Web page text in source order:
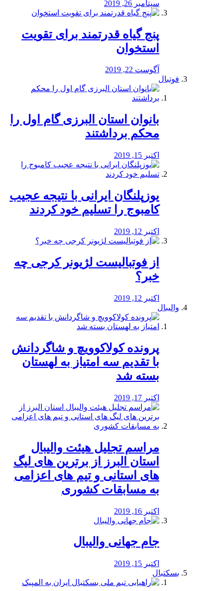
سپتامبر 26, 2019
پنج گیاه قدرتمند برای تقویت
استخوان
آگوست 22, 2019
فوتبال
بانوان استان البرزی گام اول را
محكم برداشتند
اکتبر 15, 2019
یوزپلنگان ایرانی با نتیجه عجیب
کامبوج را تسلیم خود کردند
اکتبر 12, 2019
از فوتبالیست لژیونر کرجی چه
خبر؟
اکتبر 12, 2019
والیبال
پرونده کولاکوویچ و شاگردانش
با تقدیم سه امتیاز به لهستان
بسته شد
اکتبر 17, 2019
مراسم تجلیل هیئت والیبال
استان البرز از برترین های لیگ
های استانی و تیم های اعزامی
به مسابقات کشوری
اکتبر 16, 2019
جام جهانی والیبال
اکتبر 15, 2019
بسکتبال